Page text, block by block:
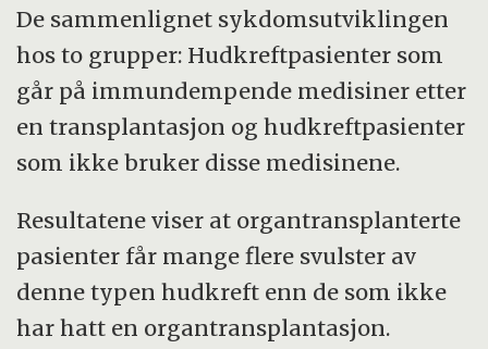
De sammenlignet sykdomsutviklingen
hos to grupper: Hudkreftpasienter som
går på immundempende medisiner etter
en transplantasjon og hudkreftpasienter
som ikke bruker disse medisinene.
Resultatene viser at organtransplanterte
pasienter får mange flere svulster av
denne typen hudkreft enn de som ikke
har hatt en organtransplantasjon.